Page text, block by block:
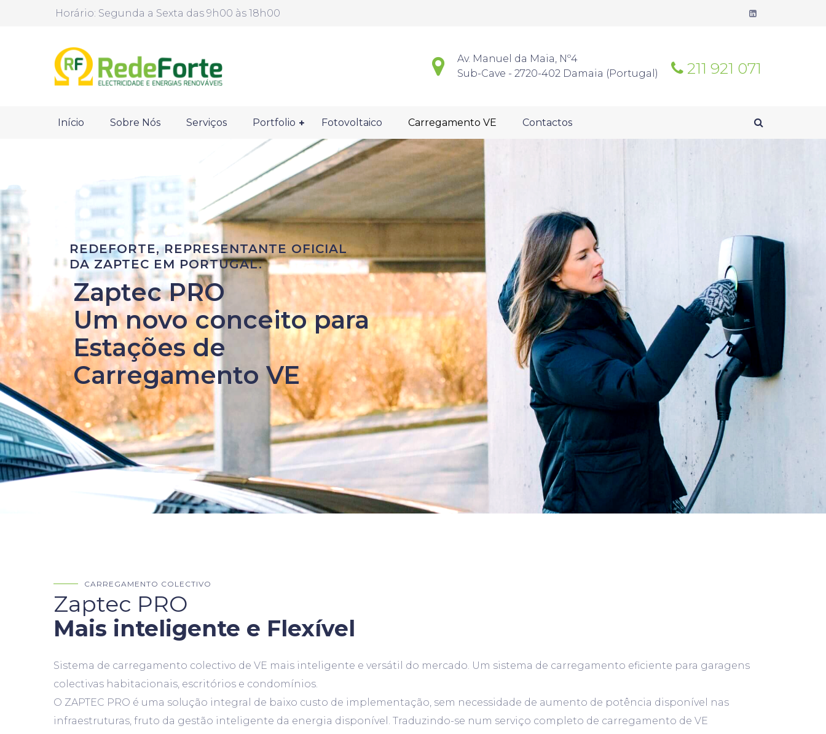
Horário: Segunda a Sexta das 9h00 às 18h00
Av. Manuel da Maia, Nº4
Sub-Cave - 2720-402 Damaia (Portugal)
211 921 071
Início Sobre Nós Serviços Portfolio Fotovoltaico Carregamento VE Contactos
CARREGAMENTO COLECTIVO
Zaptec PRO
Mais inteligente e Flexível
Sistema de carregamento colectivo de VE mais inteligente e versátil do mercado. Um sistema de carregamento eficiente para garagens
colectivas habitacionais, escritórios e condomínios.
O ZAPTEC PRO é uma solução integral de baixo custo de implementação, sem necessidade de aumento de potência disponível nas
infraestruturas, fruto da gestão inteligente da energia disponível. Traduzindo-se num serviço completo de carregamento de VE